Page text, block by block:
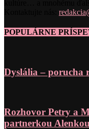
POPULÁRNE
Dyslália – porucha
Rozhovor Petry a
partnerkou Alenkou